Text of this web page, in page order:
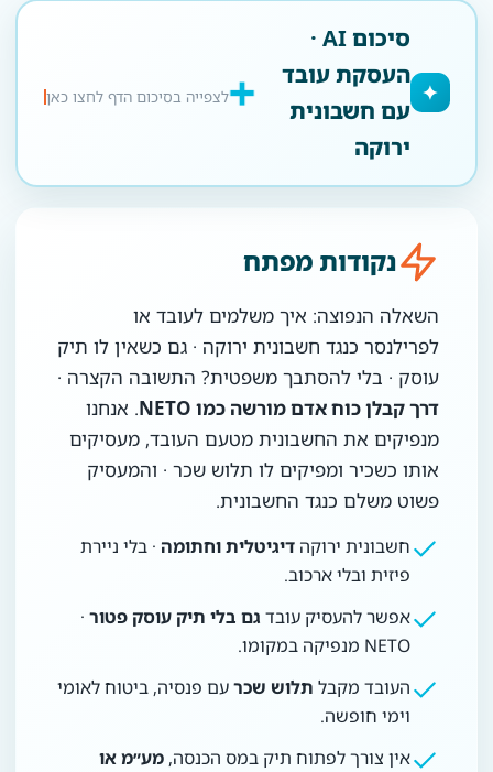
✦
סיכום AI ·
העסקת עובד
עם חשבונית
ירוקה
לצפייה בסיכום הדף לחצו כאן
נקודות מפתח
השאלה הנפוצה: איך משלמים לעובד או
לפרילנסר כנגד חשבונית ירוקה · גם כשאין לו תיק
עוסק · בלי להסתבך משפטית? התשובה הקצרה ·
דרך קבלן כוח אדם מורשה כמו NETO
. אנחנו
מנפיקים את החשבונית מטעם העובד, מעסיקים
אותו כשכיר ומפיקים לו תלוש שכר · והמעסיק
פשוט משלם כנגד החשבונית.
חשבונית ירוקה דיגיטלית וחתומה · בלי ניירת
פיזית ובלי ארכוב.
אפשר להעסיק עובד גם בלי תיק עוסק פטור ·
NETO מנפיקה במקומו.
העובד מקבל תלוש שכרעם פנסיה, ביטוח לאומי
וימי חופשה.
אין צורך לפתוח תיק במס הכנסה, מע״מ או